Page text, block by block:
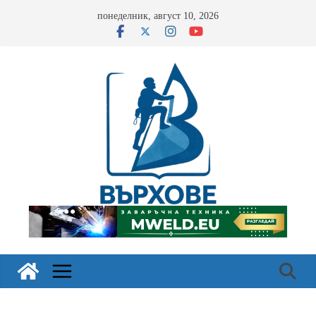
понеделник, август 10, 2026